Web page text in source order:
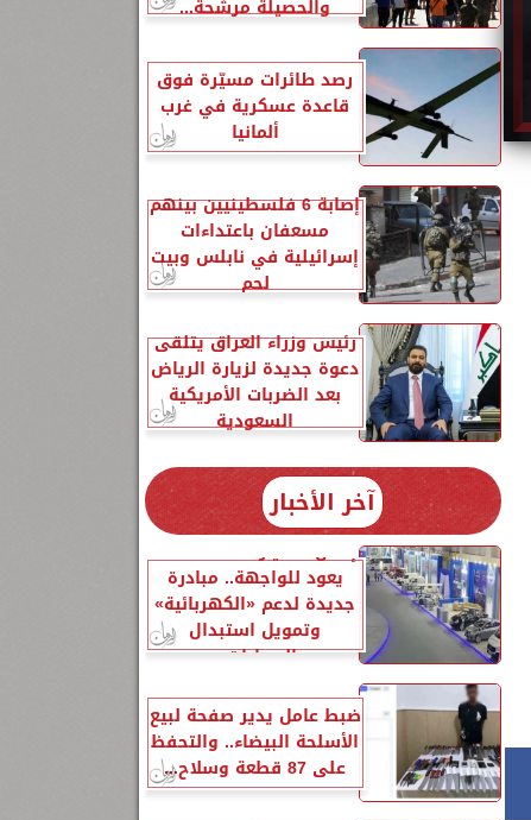
والحصيلة مرشحة...
رصد طائرات مسيّرة فوق
قاعدة عسكرية في غرب
ألمانيا
إصابة 6 فلسطينيين بينهم
مسعفان باعتداءات
إسرائيلية في نابلس وبيت
لحم
رئيس وزراء العراق يتلقى
دعوة جديدة لزيارة الرياض
بعد الضربات الأمريكية
السعودية
آخر الأخبار
إحلال السيارات المتهالكة
يعود للواجهة.. مبادرة
جديدة لدعم «الكهربائية»
وتمويل استبدال
السيارات...
ضبط عامل يدير صفحة لبيع
الأسلحة البيضاء.. والتحفظ
على 87 قطعة وسلاح...